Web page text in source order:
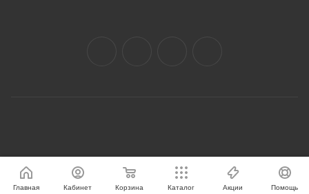
Главная Кабинет Корзина Каталог Акции Помощь